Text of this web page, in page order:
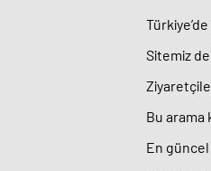
Sitemiz
Bu arama
En